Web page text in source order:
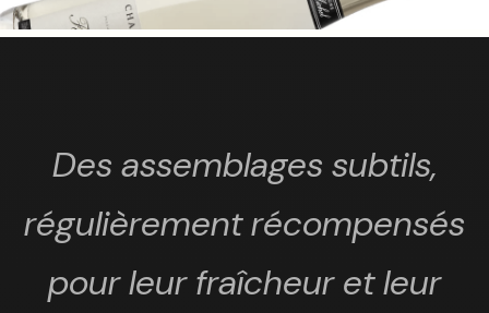
Des assemblages subtils,
régulièrement récompensés
pour leur fraîcheur et leur